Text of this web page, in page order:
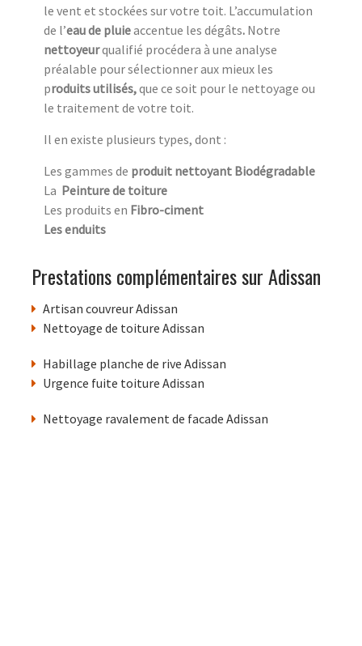
le vent et stockées sur votre toit. L’accumulation
de l’eau de pluieaccentue les dégâts. Notre
nettoyeurqualifié procédera à une analyse
préalable pour sélectionner aux mieux les
produits utilisés,que ce soit pour le nettoyage ou
le traitement de votre toit.
Il en existe plusieurs types, dont :
Les gammes de produit nettoyant Biodégradable
La Peinture de toiture
Les produits en Fibro-ciment
Les enduits
Prestations complémentaires sur Adissan
Artisan couvreur Adissan
Nettoyage de toiture Adissan
Habillage planche de rive Adissan
Urgence fuite toiture Adissan
Nettoyage ravalement de facade Adissan